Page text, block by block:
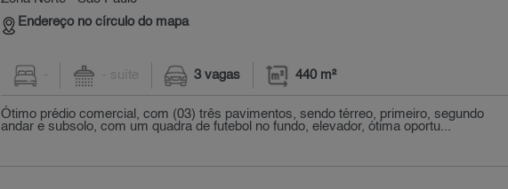
Endereço no círculo do mapa
- - suíte 3 vagas 440 m²
Ótimo prédio comercial, com (03) três pavimentos, sendo térreo, primeiro, segundo
andar e subsolo, com um quadra de futebol no fundo, elevador, ótima oportu...